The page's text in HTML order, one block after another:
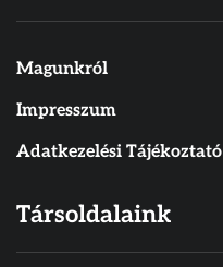
Magunkról
Impresszum
Adatkezelési Tájékoztató
Társoldalaink